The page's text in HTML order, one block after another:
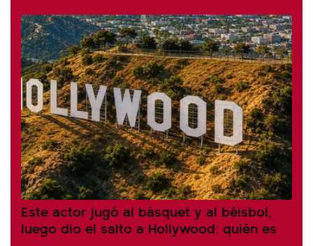
Este actor jugó al básquet y al béisbol,
luego dio el salto a Hollywood: quién es